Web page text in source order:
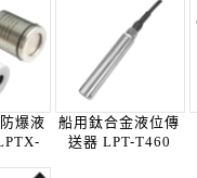
爆液
船用鈦合金液位傳
送器 LPT-T460